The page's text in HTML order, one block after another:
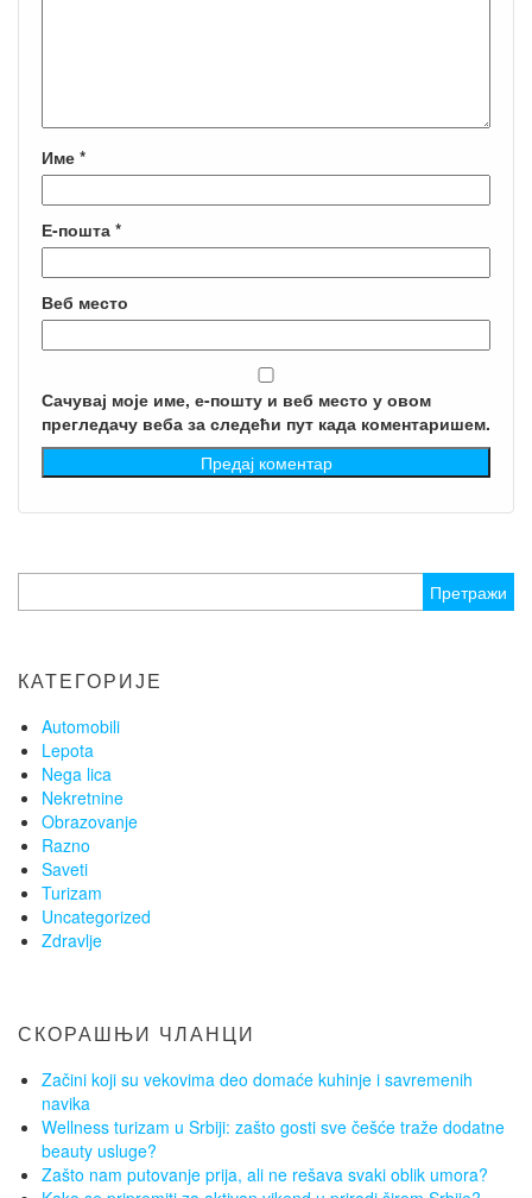
Име *
Е-пошта *
Веб место
Сачувај моје име, е-пошту и веб место у овом
прегледачу веба за следећи пут када коментаришем.
за:
КАТЕГОРИЈЕ
Automobili
Lepota
Nega lica
Nekretnine
Obrazovanje
Razno
Saveti
Turizam
Uncategorized
Zdravlje
СКОРАШЊИ ЧЛАНЦИ
Začini koji su vekovima deo domaće kuhinje i savremenih
navika
Wellness turizam u Srbiji: zašto gosti sve češće traže dodatne
beauty usluge?
Zašto nam putovanje prija, ali ne rešava svaki oblik umora?